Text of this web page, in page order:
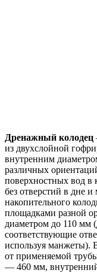
Дренажный колодец
из двухслойной
внутренним
различных
поверхностных вод в
без отверстий в дне и
накопительного
площадками разной
диаметром до 110 мм
соответствующие
используя манжеты).
от применяемой
— 460 мм,